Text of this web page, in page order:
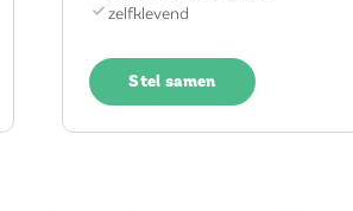
zelfklevend
Stel samen